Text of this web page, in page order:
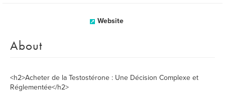
Website
About
<h2>Acheter de la Testostérone : Une Décision Complexe et
Réglementée</h2>